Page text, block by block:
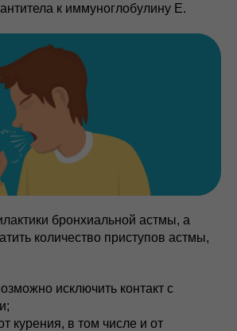
к иммуноглобулину Е.
бронхиальной астмы, а
количество приступов астмы,
исключить контакт с
курения, в том числе и от